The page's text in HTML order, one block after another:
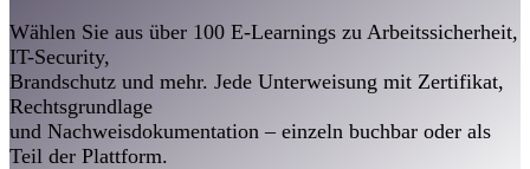
Wählen Sie aus über 100 E-Learnings zu Arbeitssicherheit,
IT-Security,
Brandschutz und mehr. Jede Unterweisung mit Zertifikat,
Rechtsgrundlage
und Nachweisdokumentation – einzeln buchbar oder als
Teil der Plattform.